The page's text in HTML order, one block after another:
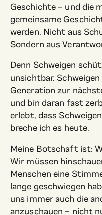
Geschichte – und die
gemeinsame
werden. Nicht aus
Sondern aus
Denn Schweigen
unsichtbar.
Generation zur
und bin daran fast
erlebt, dass
breche ich es heute.
Meine Botschaft ist:
Wir müssen
Menschen eine
lange geschwiegen
uns immer auch die
anzuschauen – nicht